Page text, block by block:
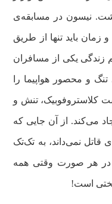
نیسون در مسابقه‌ی
باید تنها از طریق
زندگی یکی از مسافران
و محصور هواپیما را
کلاستروفوبیک، تنش و
می‌کند. از آن جایی که
قاتل نمی‌داند، به تک‌تک
هر صورت وقتی همه
است!